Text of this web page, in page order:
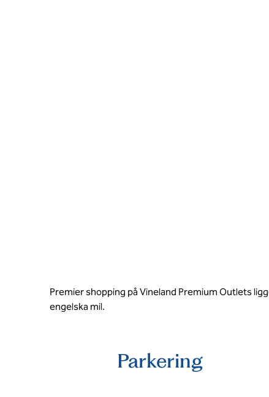
Premier shopping på Vineland Premium Outlets
engelska mil.
Parkering